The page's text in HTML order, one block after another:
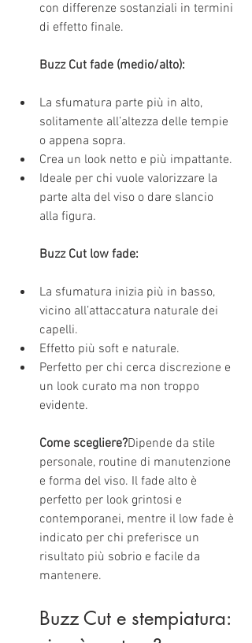
con differenze sostanziali in termini
di effetto finale.
Buzz Cut fade (medio/alto):
La sfumatura parte più in alto,
solitamente all’altezza delle tempie
o appena sopra.
Crea un look netto e più impattante.
Ideale per chi vuole valorizzare la
parte alta del viso o dare slancio
alla figura.
Buzz Cut low fade:
La sfumatura inizia più in basso,
vicino all’attaccatura naturale dei
capelli.
Effetto più soft e naturale.
Perfetto per chi cerca discrezione e
un look curato ma non troppo
evidente.
Come scegliere?Dipende da stile
personale, routine di manutenzione
e forma del viso. Il fade alto è
perfetto per look grintosi e
contemporanei, mentre il low fade è
indicato per chi preferisce un
risultato più sobrio e facile da
mantenere.
Buzz Cut e stempiatura: